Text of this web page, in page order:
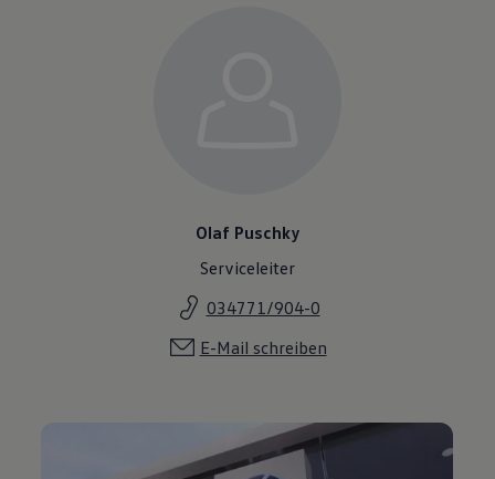
Olaf Puschky
Serviceleiter
034771/904-0
E-Mail schreiben